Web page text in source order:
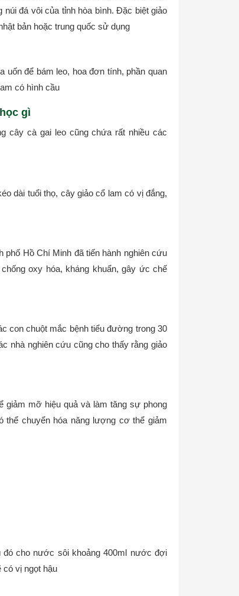
đá vôi của tỉnh hòa bình. Đặc biệt giảo
bản hoặc trung quốc sử dụng
uốn để bám leo, hoa đơn tính, phần quan
có hình cầu
gì
cây cà gai leo cũng chứa rất nhiều các
dài tuổi thọ, cây giảo cổ lam có vị đắng,
Hồ Chí Minh đã tiến hành nghiên cứu
oxy hóa, kháng khuẩn, gây ức chế
con chuột mắc bệnh tiểu đường trong 30
nhà nghiên cứu cũng cho thấy rằng giảo
giảm mỡ hiệu quả và làm tăng sự phong
thể chuyển hóa năng lượng cơ thể giảm
cho nước sôi khoảng 400ml nước đợi
vị ngọt hậu